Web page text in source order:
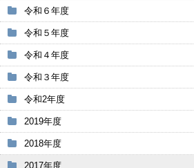
令和６年度
令和５年度
令和４年度
令和３年度
令和2年度
2019年度
2018年度
2017年度